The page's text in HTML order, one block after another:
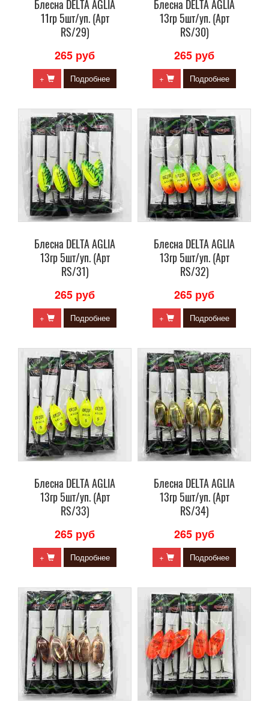
Блесна DELTA AGLIA
11гр 5шт/уп. (Арт
RS/29)
265 руб
+ Подробнее
Блесна DELTA AGLIA
13гр 5шт/уп. (Арт
RS/30)
265 руб
+ Подробнее
Блесна DELTA AGLIA
13гр 5шт/уп. (Арт
RS/31)
265 руб
+ Подробнее
Блесна DELTA AGLIA
13гр 5шт/уп. (Арт
RS/32)
265 руб
+ Подробнее
Блесна DELTA AGLIA
13гр 5шт/уп. (Арт
RS/33)
265 руб
+ Подробнее
Блесна DELTA AGLIA
13гр 5шт/уп. (Арт
RS/34)
265 руб
+ Подробнее